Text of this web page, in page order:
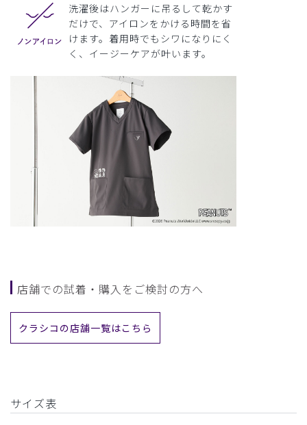
洗濯後はハンガーに吊るして乾かす
だけで、アイロンをかける時間を省
けます。着用時でもシワになりにく
く、イージーケアが叶います。
店舗での試着・購入をご検討の方へ
クラシコの店舗一覧はこちら
サイズ表